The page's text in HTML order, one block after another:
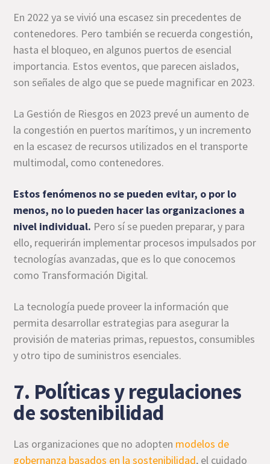
En 2022 ya se vivió una escasez sin precedentes de
contenedores. Pero también se recuerda congestión,
hasta el bloqueo, en algunos puertos de esencial
importancia. Estos eventos, que parecen aislados,
son señales de algo que se puede magnificar en 2023.
La Gestión de Riesgos en 2023 prevé un aumento de
la congestión en puertos marítimos, y un incremento
en la escasez de recursos utilizados en el transporte
multimodal, como contenedores.
Estos fenómenos no se pueden evitar, o por lo
menos, no lo pueden hacer las organizaciones a
nivel individual. Pero sí se pueden preparar, y para
ello, requerirán implementar procesos impulsados por
tecnologías avanzadas, que es lo que conocemos
como Transformación Digital.
La tecnología puede proveer la información que
permita desarrollar estrategias para asegurar la
provisión de materias primas, repuestos, consumibles
y otro tipo de suministros esenciales.
7. Políticas y regulaciones
de sostenibilidad
Las organizaciones que no adopten modelos de
gobernanza basados en la sostenibilidad, el cuidado